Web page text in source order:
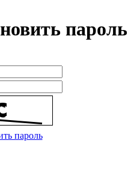
пароль
пароль